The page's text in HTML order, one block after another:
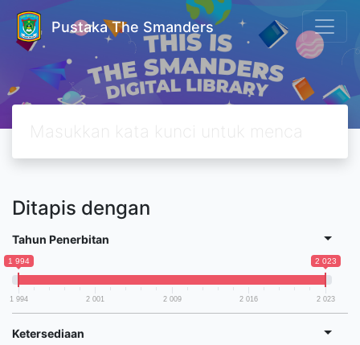
Pustaka The Smanders
Ditapis dengan
Tahun Penerbitan
1 994 2 023
1 994 2 001 2 009 2 016 2 023
Ketersediaan